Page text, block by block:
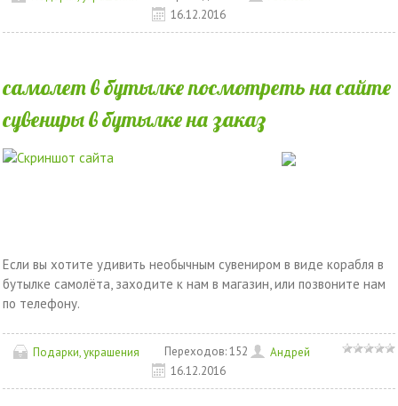
16.12.2016
самолет в бутылке посмотреть на сайте
сувениры в бутылке на заказ
Если вы хотите удивить необычным сувениром в виде корабля в
бутылке самолёта, заходите к нам в магазин, или позвоните нам
по телефону.
Подарки, украшения Переходов: 152
Андрей
16.12.2016